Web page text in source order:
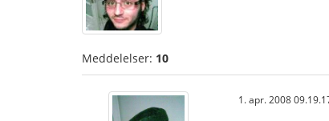
Meddelelser: 10
1. apr. 2008